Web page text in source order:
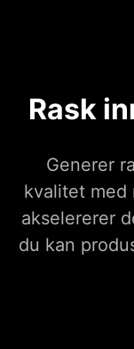
Rask
Generer
kvalitet med
akselererer
du kan